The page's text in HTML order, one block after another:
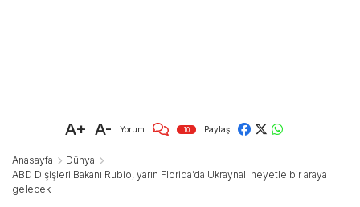
A+ A- Yorum 10 Paylaş
Anasayfa
Dünya
ABD Dışişleri Bakanı Rubio, yarın Florida’da Ukraynalı heyetle bir araya
gelecek